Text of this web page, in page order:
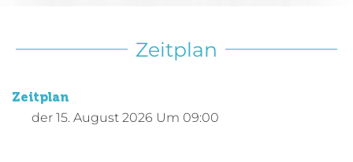
Zeitplan
Zeitplan
der 15. August 2026 Um 09:00